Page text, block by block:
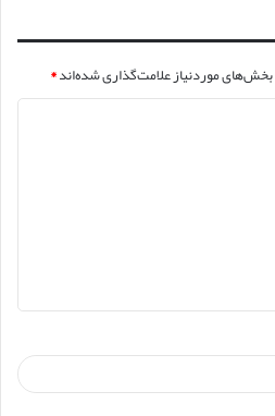
بخش‌های موردنیاز علامت‌گذاری شده‌اند*